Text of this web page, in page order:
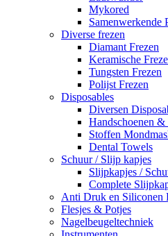
Mykored
Samenwerkende
Diverse frezen
Diamant Frezen
Keramische
Tungsten Frezen
Polijst Frezen
Disposables
Diversen
Handschoenen
Stoffen
Dental Towels
Schuur / Slijp kapjes
Slijpkapjes /
Complete
Anti Druk en Siliconen
Flesjes & Potjes
Nagelbeugeltechniek